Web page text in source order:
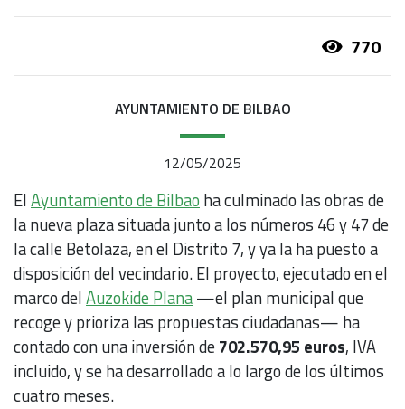
770
AYUNTAMIENTO DE BILBAO
12/05/2025
ElAyuntamiento de Bilbao ha culminado las obras de
la nueva plaza situada junto a los números 46 y 47 de
la calle Betolaza, en el Distrito 7, y ya la ha puesto a
disposición del vecindario. El proyecto, ejecutado en el
marco delAuzokide Plana—el plan municipal que
recoge y prioriza las propuestas ciudadanas— ha
contado con una inversión de702.570,95 euros, IVA
incluido, y se ha desarrollado a lo largo de los últimos
cuatro meses.